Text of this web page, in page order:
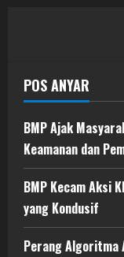
POS ANYAR
BMP Ajak
Keamanan dan
BMP Kecam Aksi
yang Kondusif
Perang Algoritma